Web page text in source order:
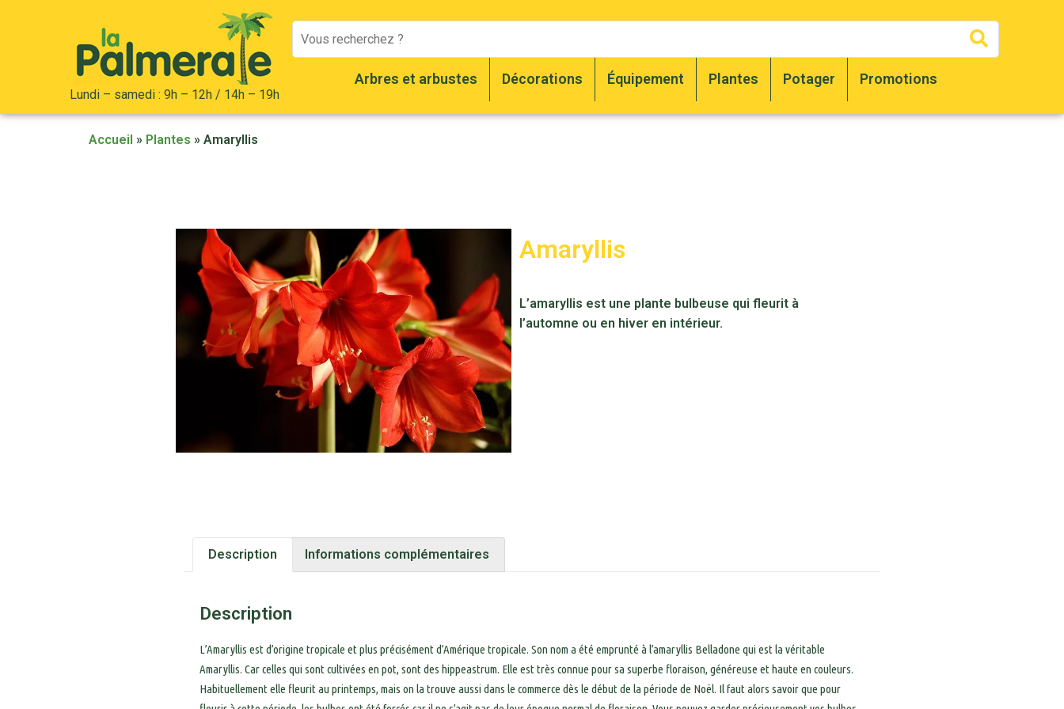
Lundi – samedi : 9h – 12h / 14h – 19h
Mots
Arbres et arbustes Décorations Équipement Plantes Potager Promotions
Accueil » Plantes » Amaryllis
Amaryllis
L’amaryllis est une plante bulbeuse qui fleurit à
l’automne ou en hiver en intérieur.
Description Informations complémentaires
Description
L’Amaryllis est d’origine tropicale et plus précisément d’Amérique tropicale. Son nom a été emprunté à l’amaryllis Belladone qui est la véritable
Amaryllis. Car celles qui sont cultivées en pot, sont des hippeastrum. Elle est très connue pour sa superbe floraison, généreuse et haute en couleurs.
Habituellement elle fleurit au printemps, mais on la trouve aussi dans le commerce dès le début de la période de Noël. Il faut alors savoir que pour